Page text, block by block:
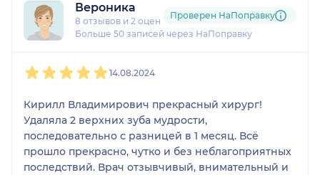
Вероника
8 отзывов и 2 оценки
Больше 50 записей через НаПоправку
Проверен НаПоправку
14.08.2024
Кирилл Владимирович прекрасный хирург!
Удаляла 2 верхних зуба мудрости,
последовательно с разницей в 1 месяц. Всё
прошло прекрасно, чутко и без неблагоприятных
последствий. Врач отзывчивый, внимательный и